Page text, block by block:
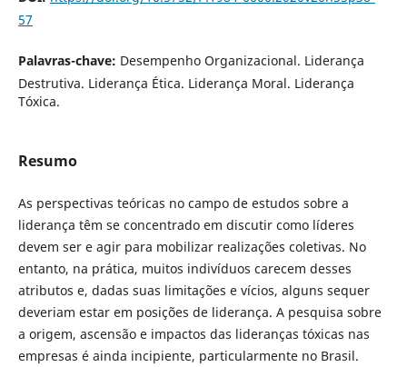
57
Palavras-chave: Desempenho Organizacional. Liderança
Destrutiva. Liderança Ética. Liderança Moral. Liderança
Tóxica.
Resumo
As perspectivas teóricas no campo de estudos sobre a
liderança têm se concentrado em discutir como líderes
devem ser e agir para mobilizar realizações coletivas. No
entanto, na prática, muitos indivíduos carecem desses
atributos e, dadas suas limitações e vícios, alguns sequer
deveriam estar em posições de liderança. A pesquisa sobre
a origem, ascensão e impactos das lideranças tóxicas nas
empresas é ainda incipiente, particularmente no Brasil.